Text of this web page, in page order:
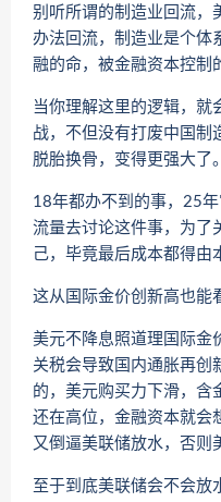
别听所谓的制造业回流，
办法回流，制造业是个体
融的命，被金融资本控制
当你理解这里的逻辑，就
战，不但没有打废中国制
脱胎换骨，变得更强大了。
18年都办不到的事，25
流量去讨论这件事，为了
己，毕竟最后成本都得由
这从国际金价创新高也能
美元不降息照道理国际金
关税会导致国内通胀再创
的，美元购买力下滑，含
还在高位，金融资本就会
又倒逼美联储放水，否则
至于到底美联储会不会放